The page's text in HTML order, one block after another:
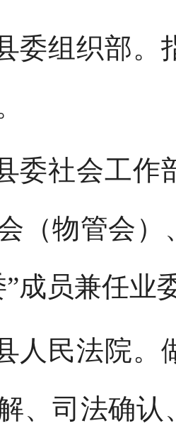
委组织部。
委社会工作
（物管会 ）
”成员兼任业
人民法院。
、司法确认